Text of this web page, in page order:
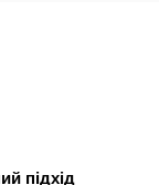
підхід